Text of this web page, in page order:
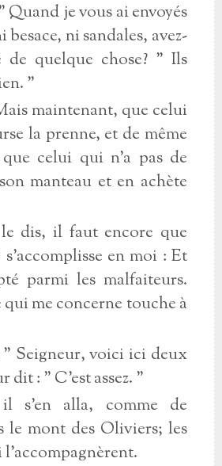
je vous ai envoyés
besace, ni sandales, avez-
de quelque chose? " Ils
"
maintenant, que celui
la prenne, et de même
celui qui n'a pas de
manteau et en achète
dis, il faut encore que
en moi : Et
parmi les malfaiteurs.
me concerne touche à
Seigneur, voici ici deux
dit : " C'est assez. "
s'en alla, comme de
le mont des Oliviers; les
l'accompagnèrent.